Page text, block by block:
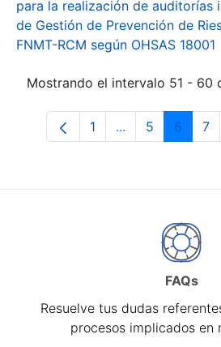
para la realización de auditorías
de Gestión de Prevención de
FNMT-RCM según OHSAS 18001
Mostrando el intervalo 51 - 60
Página
1 ...Páginas
Página
5 Página
6 7
FAQs
Resuelve tus dudas
procesos implicados en